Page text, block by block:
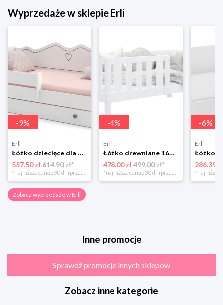
Wyprzedaże w sklepie Erli
-9%
Erli
Łóżko dziecięce dla dziewczynki EmmaKOBI 160x80 białe z szufladą + materac
557.50 zł614.90 zł*
*najniższa cena z 30 dni przed obniżką
-4%
Erli
Łóżko drewniane 160x80 + materac BOBO P
478.00 zł 499.00 zł*
*najniższa cena z 30 dni przed obniżką
-6%
Erli
286.39 zł
Zobacz wyprzedaże w Erli
Inne promocje
Sprawdź promocje innych sklepów
Zobacz inne kategorie